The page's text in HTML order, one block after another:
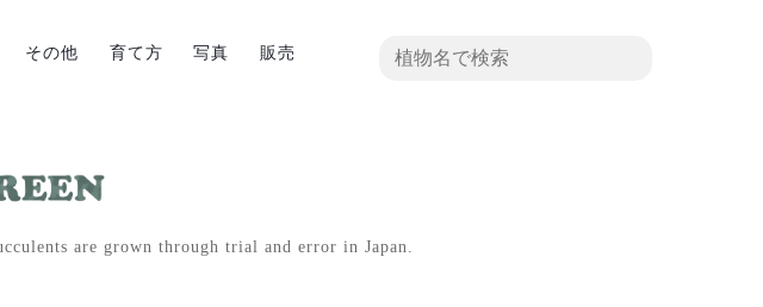
その他 育て方 写真 販売
are grown through trial and error in Japan.